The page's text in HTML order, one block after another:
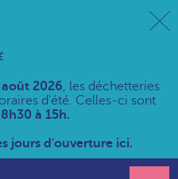
2026, les déchetteries
d'été. Celles-ci sont
à 15h.
jours d'ouverture ici.